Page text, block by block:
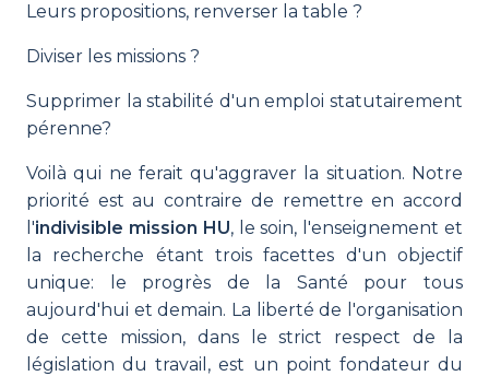
Leurs propositions, renverser la table ?
Diviser les missions ?
Supprimer la stabilité d'un emploi statutairement
pérenne?
Voilà qui ne ferait qu'aggraver la situation. Notre
priorité est au contraire de remettre en accord
l'indivisible mission HU, le soin, l'enseignement et
la recherche étant trois facettes d'un objectif
unique: le progrès de la Santé pour tous
aujourd'hui et demain. La liberté de l'organisation
de cette mission, dans le strict respect de la
législation du travail, est un point fondateur du